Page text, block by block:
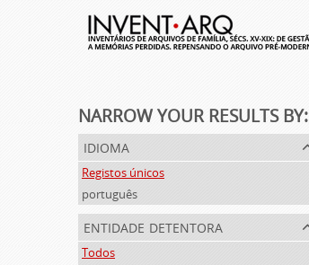
NARROW YOUR RESULTS BY:
idioma
Registos únicos
português
entidade detentora
Todos